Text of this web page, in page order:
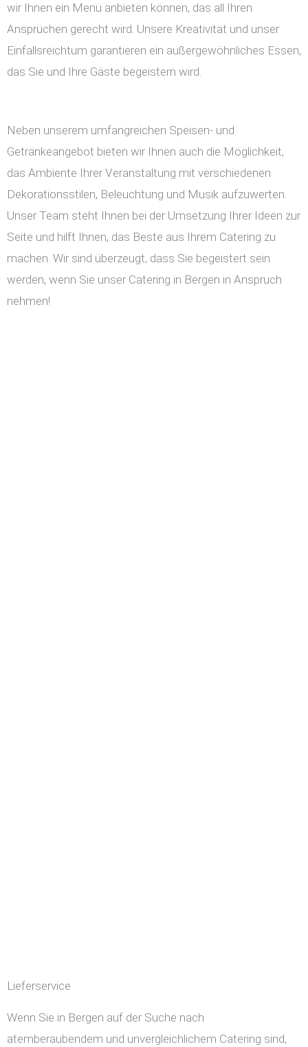
wir Ihnen ein Menü anbieten können, das all Ihren
Ansprüchen gerecht wird. Unsere Kreativität und unser
Einfallsreichtum garantieren ein außergewöhnliches Essen,
das Sie und Ihre Gäste begeistern wird.
Neben unserem umfangreichen Speisen- und
Getränkeangebot bieten wir Ihnen auch die Möglichkeit,
das Ambiente Ihrer Veranstaltung mit verschiedenen
Dekorationsstilen, Beleuchtung und Musik aufzuwerten.
Unser Team steht Ihnen bei der Umsetzung Ihrer Ideen zur
Seite und hilft Ihnen, das Beste aus Ihrem Catering zu
machen. Wir sind überzeugt, dass Sie begeistert sein
werden, wenn Sie unser Catering in Bergen in Anspruch
nehmen!
Lieferservice
Wenn Sie in Bergen auf der Suche nach
atemberaubendem und unvergleichlichem Catering sind,